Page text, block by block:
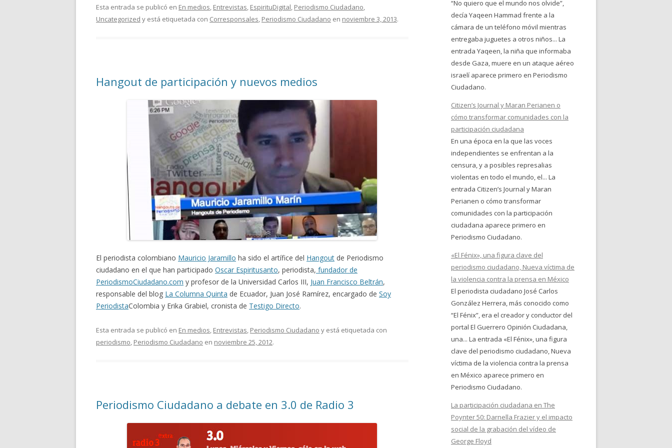
Esta entrada se publicó en En medios, Entrevistas, EspirituDigital, Periodismo Ciudadano,
Uncategorized y está etiquetada con Corresponsales, Periodismo Ciudadano en noviembre 3, 2013.
Hangout de participación y nuevos medios
El periodista colombiano Mauricio Jaramillo ha sido el artífice del Hangout de Periodismo
ciudadano en el que han participado Oscar Espiritusanto, periodista, fundador de
PeriodismoCiudadano.com y profesor de la Universidad Carlos III, Juan Francisco Beltrán,
responsable del blog La Columna Quinta de Ecuador, Juan José Ramírez, encargado de Soy
PeriodistaColombia y Erika Grabiel, cronista de Testigo Directo.
Esta entrada se publicó en En medios, Entrevistas, Periodismo Ciudadano y está etiquetada con
periodismo, Periodismo Ciudadano en noviembre 25, 2012.
Periodismo Ciudadano a debate en 3.0 de Radio 3
“No quiero que el mundo nos olvide”,
decía Yaqeen Hammad frente a la
cámara de un teléfono móvil mientras
entregaba juguetes a otros niños... La
entrada Yaqeen, la niña que informaba
desde Gaza, muere en un ataque aéreo
israelí aparece primero en Periodismo
Ciudadano.
Citizen’s Journal y Maran Perianen o
cómo transformar comunidades con la
participación ciudadana
En una época en la que las voces
independientes se enfrentan a la
censura, y a posibles represalias
violentas en todo el mundo, el... La
entrada Citizen’s Journal y Maran
Perianen o cómo transformar
comunidades con la participación
ciudadana aparece primero en
Periodismo Ciudadano.
«El Fénix», una figura clave del
periodismo ciudadano, Nueva víctima de
la violencia contra la prensa en México
El periodista ciudadano José Carlos
González Herrera, más conocido como
“El Fénix”, era el creador y conductor del
portal El Guerrero Opinión Ciudadana,
una... La entrada «El Fénix», una figura
clave del periodismo ciudadano, Nueva
víctima de la violencia contra la prensa
en México aparece primero en
Periodismo Ciudadano.
La participación ciudadana en The
Poynter 50: Darnella Frazier y el impacto
social de la grabación del vídeo de
George Floyd